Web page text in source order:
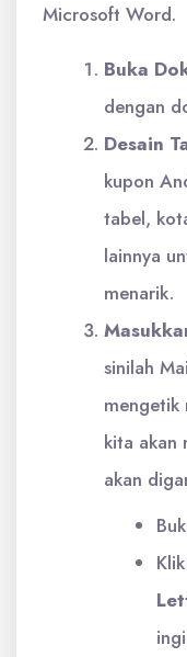
Microsoft Word.
Buka
dengan
Desain
kupon
tabel,
lainnya
menarik.
sinilah
mengetik
kita akan
akan
Klik